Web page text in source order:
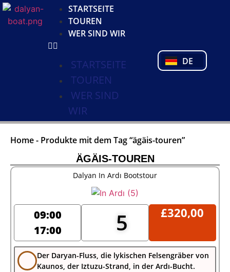
STARTSEITE
TOUREN
WER SIND WIR
STARTSEITE
TOUREN
WER SIND
WIR
DE
PT
TR
Home- Produkte mit dem Tag “ägäis-touren”
ÄGÄIS-TOUREN
Dalyan In Ardı Bootstour
09:00
17:00
5 £320,00
Der Daryan-Fluss, die lykischen Felsengräber von
Kaunos, der Iztuzu-Strand, in der Ardı-Bucht.